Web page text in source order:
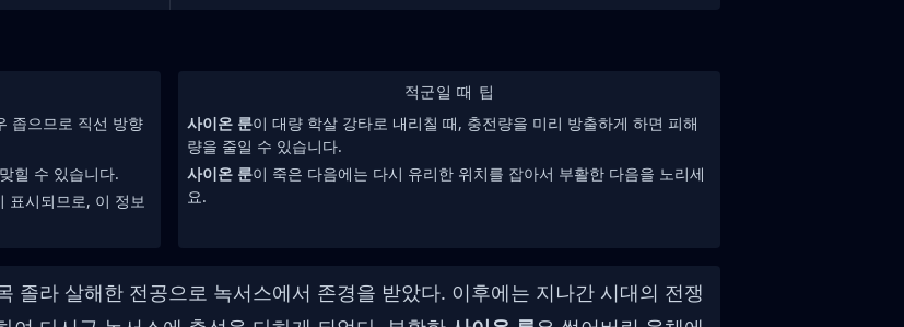
좁으므로 직선 방향
힐 수 있습니다.
표시되므로, 이 정보
적군일 때 팁
사이온 룬이 대량 학살 강타로 내리칠 때, 충전량을 미리 방출하게 하면 피해
량을 줄일 수 있습니다.
사이온 룬이 죽은 다음에는 다시 유리한 위치를 잡아서 부활한 다음을 노리세
요.
졸라 살해한 전공으로 녹서스에서 존경을 받았다. 이후에는 지나간 시대의 전쟁